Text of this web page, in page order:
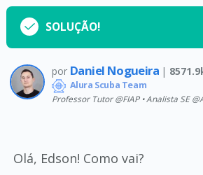
SOLUÇÃO!
por Daniel Nogueira |
Alura Scuba Team
Professor Tutor @FIAP • Analista SE
Olá, Edson! Como vai?